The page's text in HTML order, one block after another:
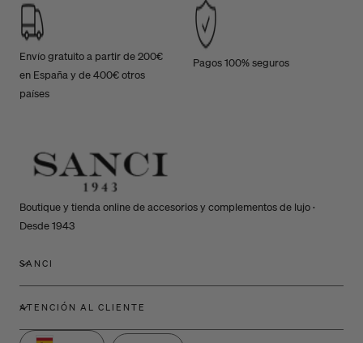
Envío gratuito a partir de 200€
en España y de 400€ otros
países
Pagos 100% seguros
Boutique y tienda online de accesorios y complementos de lujo ·
Desde 1943
SANCI
ATENCIÓN AL CLIENTE
P